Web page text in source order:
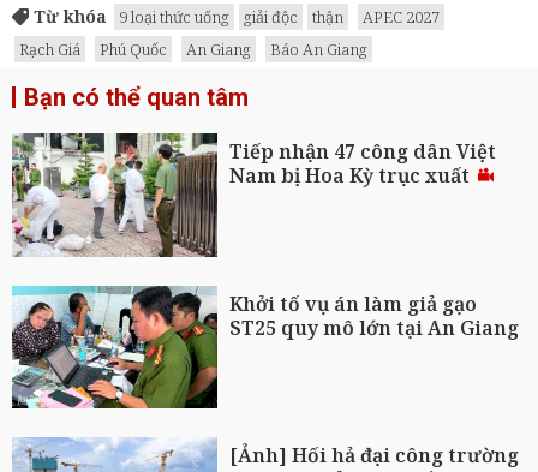
Từ khóa 9 loại thức uống giải độc thận
APEC 2027
Rạch Giá
Phú Quốc An Giang Báo An Giang
Bạn có thể quan tâm
Tiếp nhận 47 công dân Việt
Nam bị Hoa Kỳ trục xuất
Khởi tố vụ án làm giả gạo
ST25 quy mô lớn tại An Giang
[Ảnh] Hối hả đại công trường